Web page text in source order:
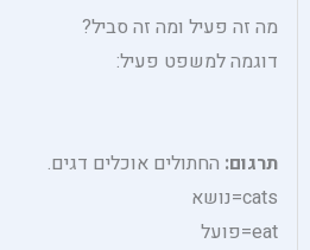
מה זה פעיל ומה זה סביל?
דוגמה למשפט פעיל:
תרגום: החתולים אוכלים דגים.
cats=נושא
eat=פועל